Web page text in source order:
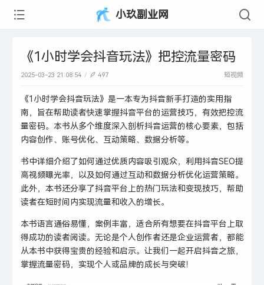
小玖副业网
《1小时学会抖音玩法》把控流量密码
2025-03-23 21:08:54 497 短视频
《1小时学会抖音玩法》是一本专为抖音新手打造的实用指
南，旨在帮助读者快速掌握抖音平台的运营技巧，有效把控流
量密码。本书从多个维度深入剖析抖音运营的核心要素，包括
内容创作、账号优化、互动策略、数据分析等。
书中详细介绍了如何通过优质内容吸引观众，利用抖音SEO提
高视频曝光率，以及如何通过互动和数据分析优化运营策略。
此外，本书还分享了抖音平台上的热门玩法和变现技巧，帮助
读者在短时间内实现流量和收入的增长。
本书语言通俗易懂，案例丰富，适合所有想要在抖音平台上取
得成功的读者阅读。无论是个人创作者还是企业运营者，都能
从本书中获得宝贵的经验和启示。让我们一起开启抖音之旅，
掌握流量密码，实现个人或品牌的成长与突破！